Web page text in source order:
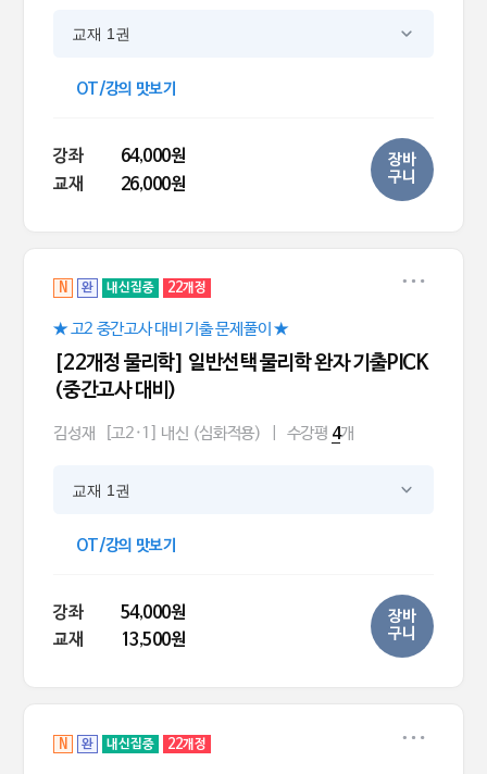
교재 1권
OT/강의 맛보기
강좌
64,000원
교재
26,000원
장바
구니
N 완 내신집중 22개정
★ 고2 중간고사 대비 기출 문제풀이 ★
[22개정 물리학] 일반선택 물리학 완자 기출PICK
(중간고사 대비)
김성재 [고2·1] 내신 (심화적용) 수강평 4개
교재 1권
OT/강의 맛보기
강좌
54,000원
교재
13,500원
장바
구니
N 완 내신집중 22개정